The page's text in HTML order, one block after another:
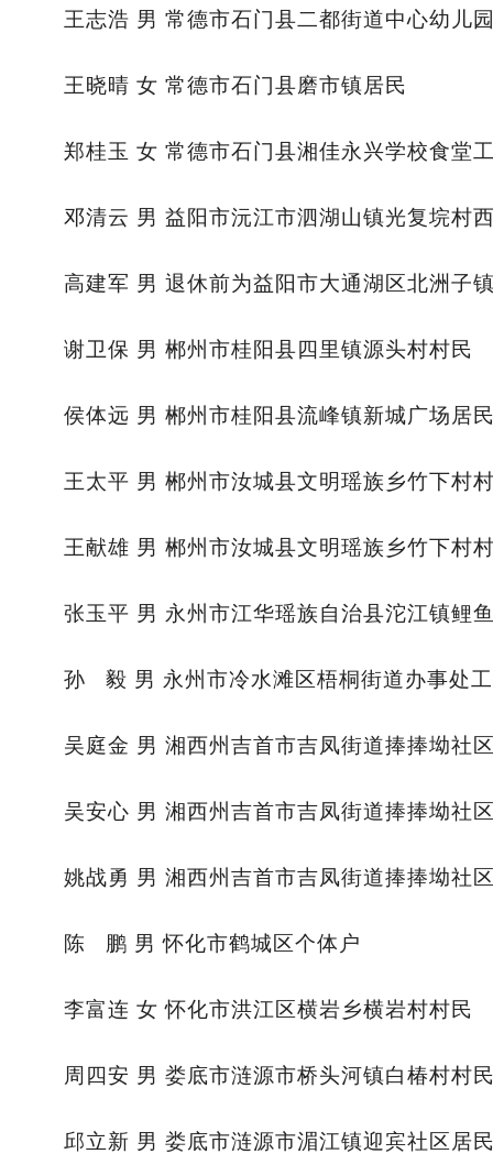
王志浩 男 常德市石门县二都街道中心幼儿
王晓晴 女 常德市石门县磨市镇居民
郑桂玉 女 常德市石门县湘佳永兴学校食堂
邓清云 男 益阳市沅江市泗湖山镇光复垸村
高建军 男 退休前为益阳市大通湖区北洲子
谢卫保 男 郴州市桂阳县四里镇源头村村民
侯体远 男 郴州市桂阳县流峰镇新城广场居
王太平 男 郴州市汝城县文明瑶族乡竹下村
王献雄 男 郴州市汝城县文明瑶族乡竹下村
张玉平 男 永州市江华瑶族自治县沱江镇鲤
孙 毅 男 永州市冷水滩区梧桐街道办事处
吴庭金 男 湘西州吉首市吉凤街道捧捧坳社
吴安心 男 湘西州吉首市吉凤街道捧捧坳社
姚战勇 男 湘西州吉首市吉凤街道捧捧坳社
陈 鹏 男 怀化市鹤城区个体户
李富连 女 怀化市洪江区横岩乡横岩村村民
周四安 男 娄底市涟源市桥头河镇白椿村村
邱立新 男 娄底市涟源市湄江镇迎宾社区居